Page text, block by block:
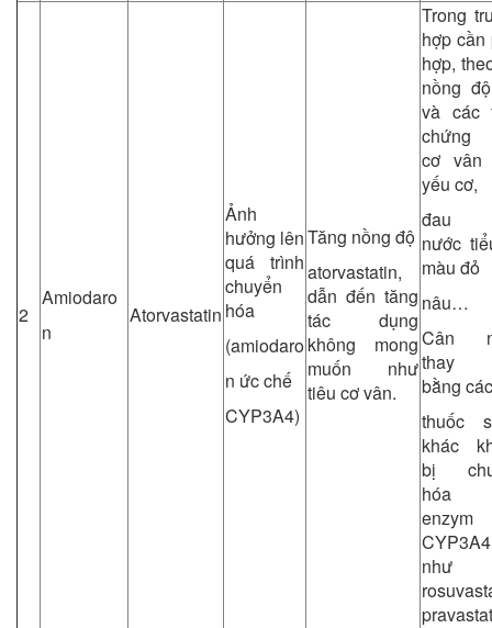
2
Amiodaro
n
Atorvastatin
Ảnh
hưởng lên
quá trình
chuyển
hóa
(amiodaro
n ức chế
CYP3A4)
Tăng nồng độ
atorvastatin,
dẫn đến tăng
tác dụng
không mong
muốn như
tiêu cơ vân.
Trong
hợp cần
hợp,
nồng
và các
chứng
cơ vân
yếu cơ,
đau
nước
màu đỏ
nâu…
Cân
thay
bằng các
thuốc
khác
bị
hóa
enzym
CYP3A4
như